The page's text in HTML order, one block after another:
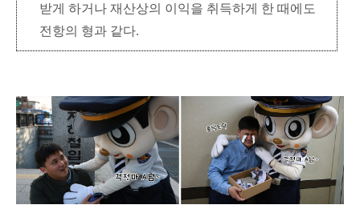
받게 하거나 재산상의 이익을 취득하게 한 때에도
전항의 형과 같다.